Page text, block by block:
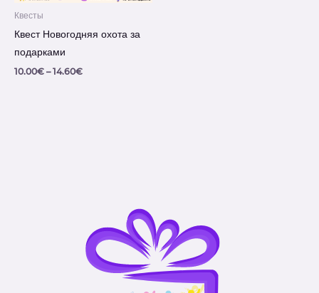
Квесты
Квест Новогодняя охота за
подарками
10.00€ – 14.60€